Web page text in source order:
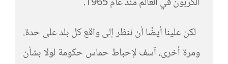
لكن علينا أيضًا أن ننظر إلى واقع كل بلد على حدة.
ومرة أخرى، آسف لإحباط حماس حكومة لولا بشأن